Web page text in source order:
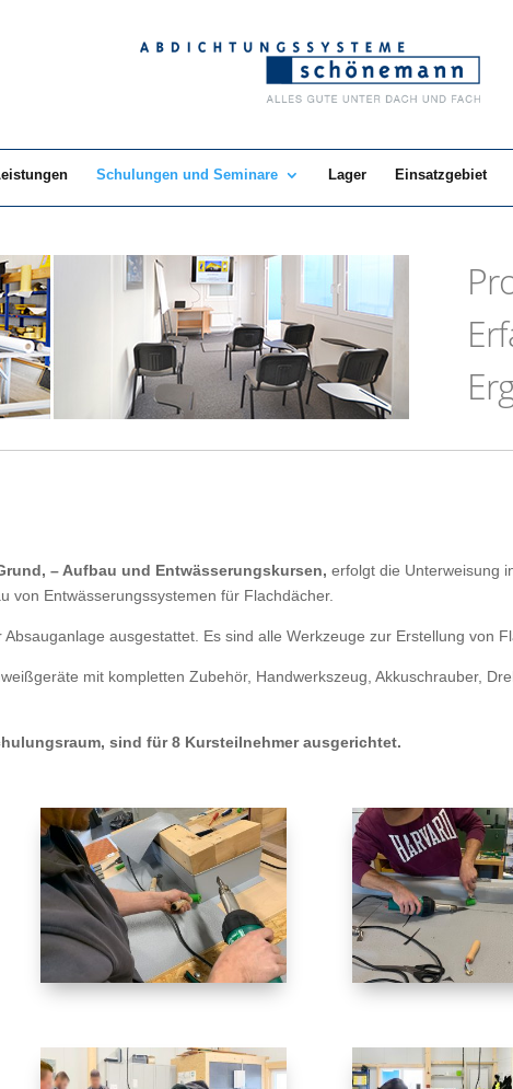
Schulungen und Seminare Lager Einsatzgebiet
– Aufbau und Entwässerungskursen, erfolgt die Unterweisung
von Entwässerungssystemen für Flachdächer.
ausgestattet. Es sind alle Werkzeuge zur Erstellung von
mit kompletten Zubehör, Handwerkszeug, Akkuschrauber,
sind für 8 Kursteilnehmer ausgerichtet.